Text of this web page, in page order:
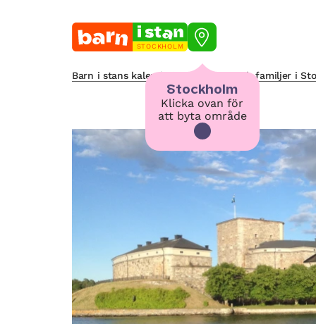
STOCKHOLM
Stockholm
Klicka ovan för
att byta område
Barn i stans kalendarium för barn och familjer i